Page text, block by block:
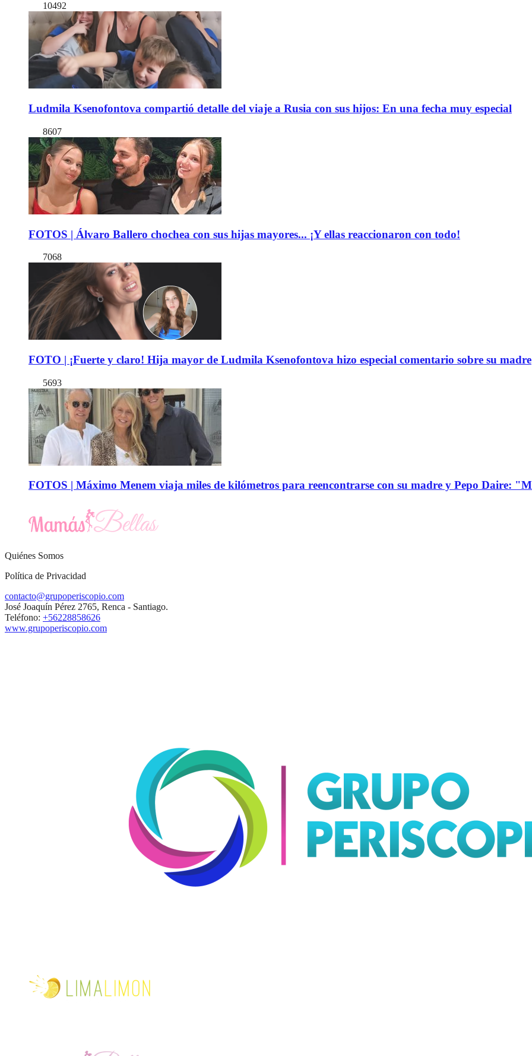
10492
Ludmila Ksenofontova compartió detalle del viaje a Rusia con sus hijos: En una fecha muy especial
8607
FOTOS | Álvaro Ballero chochea con sus hijas mayores... ¡Y ellas reaccionaron con todo!
7068
FOTO | ¡Fuerte y claro! Hija mayor de Ludmila Ksenofontova hizo especial comentario sobre su madre
5693
FOTOS | Máximo Menem viaja miles de kilómetros para reencontrarse con su madre y Pepo Daire:
Quiénes Somos
Política de Privacidad
contacto@grupoperiscopio.com
José Joaquín Pérez 2765, Renca - Santiago.
Teléfono: +56228858626
www.grupoperiscopio.com